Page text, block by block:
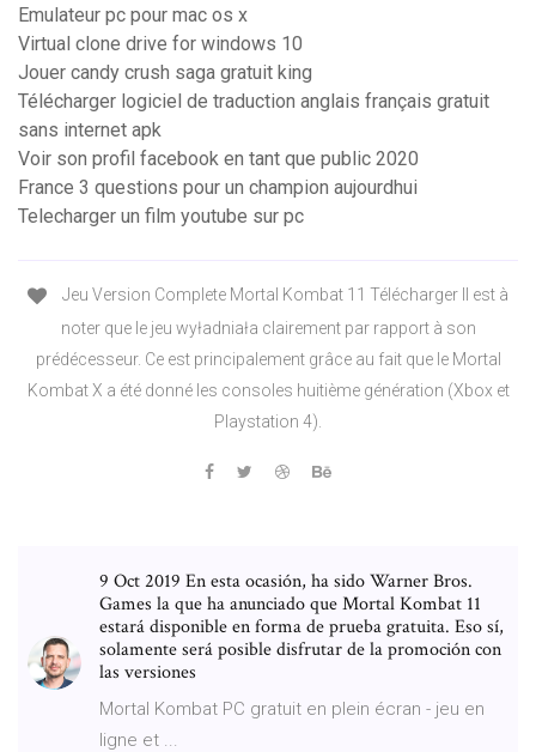
Emulateur pc pour mac os x
Virtual clone drive for windows 10
Jouer candy crush saga gratuit king
Télécharger logiciel de traduction anglais français gratuit
sans internet apk
Voir son profil facebook en tant que public 2020
France 3 questions pour un champion aujourdhui
Telecharger un film youtube sur pc
Jeu Version Complete Mortal Kombat 11 Télécharger Il est à
noter que le jeu wyładniała clairement par rapport à son
prédécesseur. Ce est principalement grâce au fait que le Mortal
Kombat X a été donné les consoles huitième génération (Xbox et
Playstation 4).
9 Oct 2019 En esta ocasión, ha sido Warner Bros.
Games la que ha anunciado que Mortal Kombat 11
estará disponible en forma de prueba gratuita. Eso sí,
solamente será posible disfrutar de la promoción con
las versiones
Mortal Kombat PC gratuit en plein écran - jeu en
ligne et ...